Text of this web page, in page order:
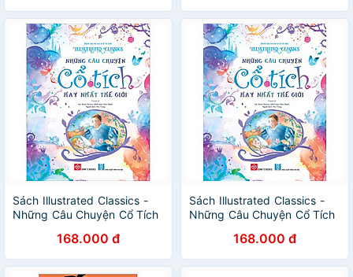
Sách Illustrated Classics -
Những Câu Chuyện Cổ Tích
168.000 đ
Sách Illustrated Classics -
Những Câu Chuyện Cổ Tích
168.000 đ